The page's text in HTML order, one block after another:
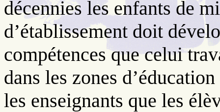
décennies les enfants de
d’établissement doit
compétences que celui
dans les zones
les enseignants que les